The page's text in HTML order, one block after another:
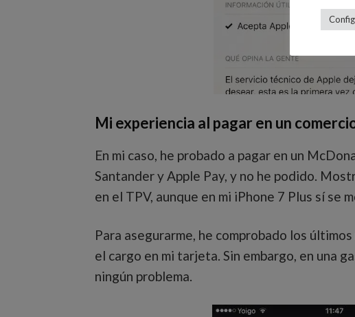
Mi experiencia al pagar en un
En mi caso, he probado a pagar en un
Santander y Apple Pay, y no he podido.
en el TPV, aunque en mi iPhone 7 Plus sí se
Para asegurarme, he comprobado los
el cargo en mi tarjeta. Sin embargo, en una
ningún problema.